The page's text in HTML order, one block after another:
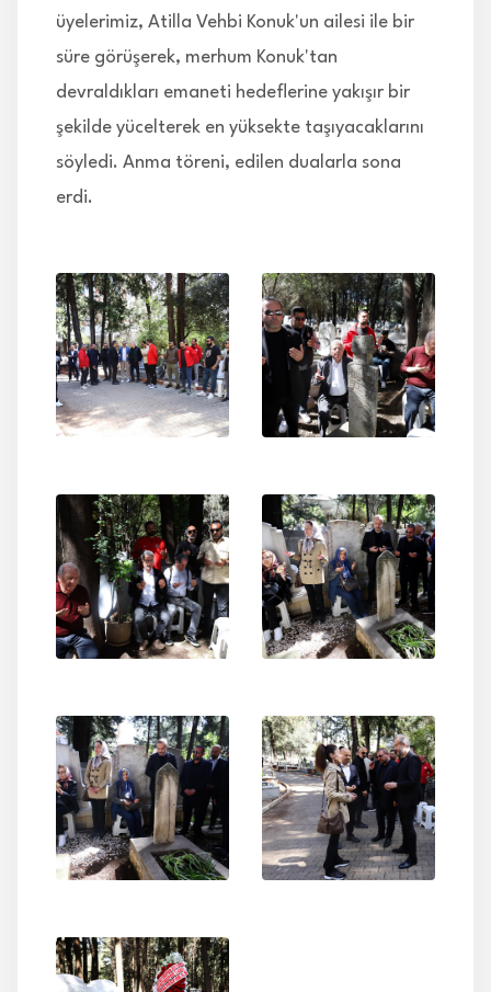
üyelerimiz, Atilla Vehbi Konuk'un ailesi ile bir
süre görüşerek, merhum Konuk'tan
devraldıkları emaneti hedeflerine yakışır bir
şekilde yücelterek en yüksekte taşıyacaklarını
söyledi. Anma töreni, edilen dualarla sona
erdi.